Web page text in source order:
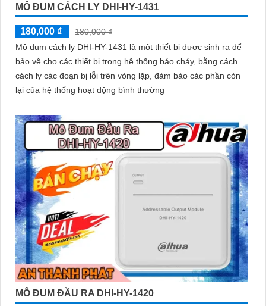
MÔ ĐUM CÁCH LY DHI-HY-1431
180,000 ₫
180,000 ₫
Mô đum cách ly DHI-HY-1431 là một thiết bị được sinh ra để
bảo vệ cho các thiết bị trong hệ thống báo cháy, bằng cách
cách ly các đoạn bị lỗi trên vòng lặp, đảm bảo các phần còn
lại của hệ thống hoạt động bình thường
MÔ ĐUM ĐẦU RA DHI-HY-1420